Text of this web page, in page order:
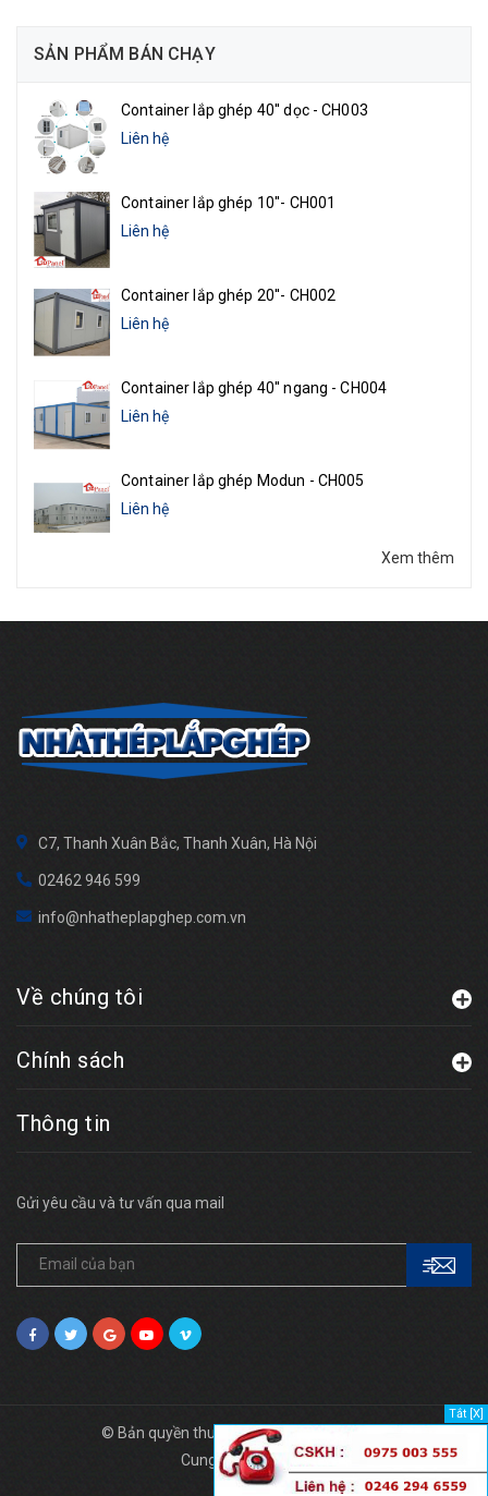
SẢN PHẨM BÁN CHẠY
Container lắp ghép 40'' dọc - CH003
Liên hệ
Container lắp ghép 10''- CH001
Liên hệ
Container lắp ghép 20''- CH002
Liên hệ
Container lắp ghép 40'' ngang - CH004
Liên hệ
Container lắp ghép Modun - CH005
Liên hệ
Xem thêm
C7, Thanh Xuân Bắc, Thanh Xuân, Hà Nội
02462 946 599
info@nhatheplapghep.com.vn
Về chúng tôi
Chính sách
Thông tin
Gửi yêu cầu và tư vấn qua mail
© Bản quyền thuộc vềNhà Thép Lắp Ghép
Cung cấp bởiSapo
Tắt [X]